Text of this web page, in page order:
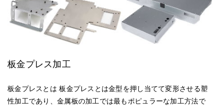
板金プレス加工
板金プレスとは 板金プレスとは金型を押し当てて変形させる塑
性加工であり、金属板の加工では最もポピュラーな加工方法で